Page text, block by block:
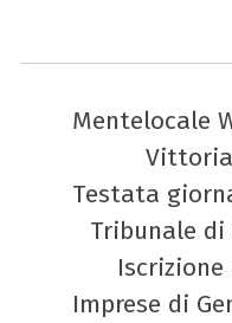
Mentelocale
Testata
Tribunale di
Imprese di